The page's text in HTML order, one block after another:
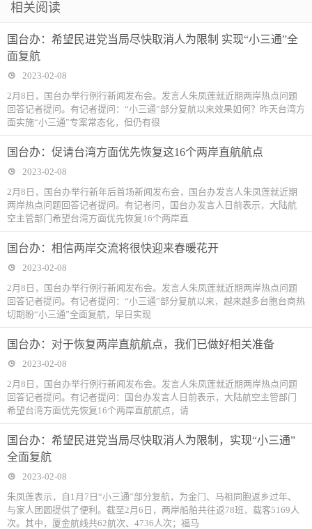
相关阅读
国台办：希望民进党当局尽快取消人为限制 实现“小三通”全
面复航
2023-02-08
2月8日，国台办举行例行新闻发布会。发言人朱凤莲就近期两岸热点问题
回答记者提问。有记者提问：“小三通”部分复航以来效果如何？昨天台湾方
面实施“小三通”专案常态化，但仍有很
国台办：促请台湾方面优先恢复这16个两岸直航航点
2023-02-08
2月8日，国台办举行新年后首场新闻发布会，国台办发言人朱凤莲就近期
两岸热点问题回答记者提问。有记者问，国台办发言人日前表示，大陆航
空主管部门希望台湾方面优先恢复16个两岸直
国台办：相信两岸交流将很快迎来春暖花开
2023-02-08
2月8日，国台办举行例行新闻发布会。发言人朱凤莲就近期两岸热点问题
回答记者提问。有记者提问：“小三通”部分复航以来，越来越多台胞台商热
切期盼“小三通”全面复航，早日实现
国台办：对于恢复两岸直航航点，我们已做好相关准备
2023-02-08
2月8日，国台办举行例行新闻发布会。发言人朱凤莲就近期两岸热点问题
回答记者提问。有记者提问：国台办发言人日前表示，大陆航空主管部门
希望台湾方面优先恢复16个两岸直航航点，请
国台办：希望民进党当局尽快取消人为限制，实现“小三通”
全面复航
2023-02-08
朱凤莲表示，自1月7日“小三通”部分复航，为金门、马祖同胞返乡过年、
与家人团圆提供了便利。截至2月6日，两岸船舶共往返78班，载客5169人
次。其中，厦金航线共62航次、4736人次；福马